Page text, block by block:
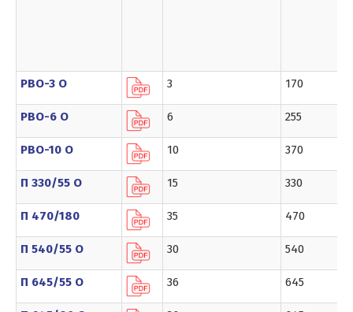
РВО-3 О 3 170
РВО-6 О 6 255
РВО-10 О 10 370
П 330/55 О 15 330
П 470/180 35 470
П 540/55 О 30 540
П 645/55 О 36 645